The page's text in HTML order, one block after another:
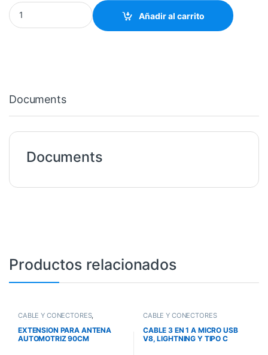
CONTACTO INTERLOCK PARA CHASIS CON FUSIBLE HEXAG.
Añadir al carrito
Documents
Documents
Productos relacionados
CABLE Y CONECTORES,
OFERTAS
EXTENSION PARA ANTENA
AUTOMOTRIZ 90CM
CABLE Y CONECTORES
CABLE 3 EN 1 A MICRO USB
V8, LIGHTNING Y TIPO C